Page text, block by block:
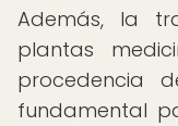
Además, la
plantas
procedencia
fundamental